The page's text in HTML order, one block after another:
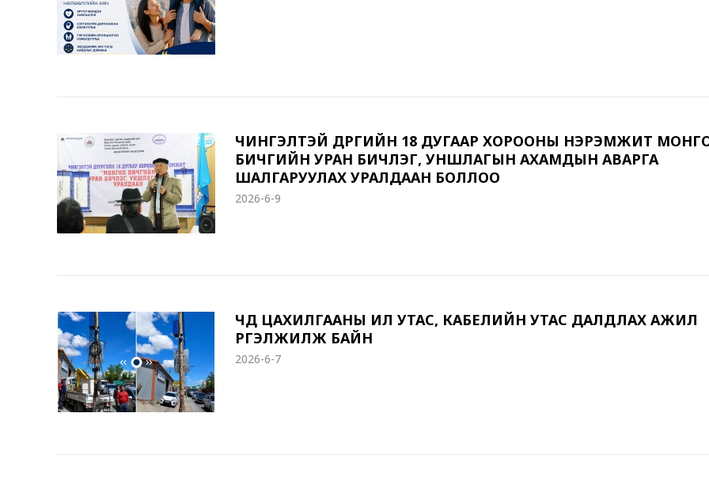
ЧИНГЭЛТЭЙ ДҮҮРГИЙН 18 ДУГААР ХОРООНЫ НЭРЭМЖИТ
БИЧГИЙН УРАН БИЧЛЭГ, УНШЛАГЫН АХАМДЫН АВАРГА
ШАЛГАРУУЛАХ УРАЛДААН БОЛЛОО
2026-6-9
ЧД ЦАХИЛГААНЫ ИЛ УТАС, КАБЕЛИЙН УТАС ДАЛДЛАХ АЖИЛ
ҮРГЭЛЖИЛЖ БАЙН
2026-6-7